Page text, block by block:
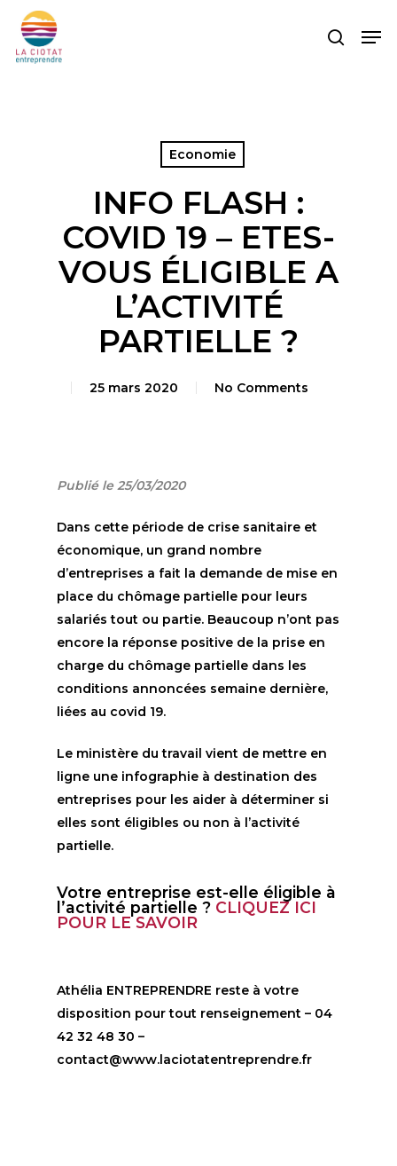
main
search
Economie
INFO FLASH :
COVID 19 – ETES-
VOUS ÉLIGIBLE A
L’ACTIVITÉ
PARTIELLE ?
25 mars 2020 No Comments
Publié le 25/03/2020
Dans cette période de crise sanitaire et
économique, un grand nombre
d’entreprises a fait la demande de mise en
place du chômage partielle pour leurs
salariés tout ou partie. Beaucoup n’ont pas
encore la réponse positive de la prise en
charge du chômage partielle dans les
conditions annoncées semaine dernière,
liées au covid 19.
Le ministère du travail vient de mettre en
ligne une infographie à destination des
entreprises pour les aider à déterminer si
elles sont éligibles ou non à l’activité
partielle.
Votre entreprise est-elle éligible à
l’activité partielle ? CLIQUEZ ICI
POUR LE SAVOIR
Athélia ENTREPRENDRE reste à votre
disposition pour tout renseignement – 04
42 32 48 30 –
contact@www.laciotatentreprendre.fr